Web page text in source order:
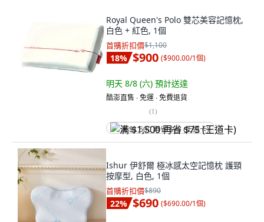
Royal Queen's Polo 雙芯美容記憶枕,
白色 + 紅色, 1個
首購折扣價$1,100
18% $900 ($900.00/1個)
明天 8/8 (六) 預計送達
酷澎直售 ∙ 免運 ∙ 免費退貨
(1)
满 $1,500 再省 $75 (王道卡)
Ishur 伊舒爾 極冰感太空記憶枕 護頸
按摩型, 白色, 1個
首購折扣價$890
22% $690 ($690.00/1個)